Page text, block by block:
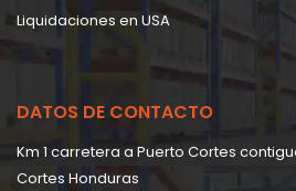
Liquidaciones en USA
DATOS DE CONTACTO
Km 1 carretera a Puerto Cortes
Cortes Honduras